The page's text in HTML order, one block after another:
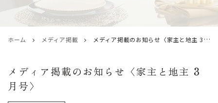
ホーム メディア掲載 メディア掲載のお知らせ〈家主と地主 3月号〉
メディア掲載のお知らせ〈家主と地主 3
月号〉